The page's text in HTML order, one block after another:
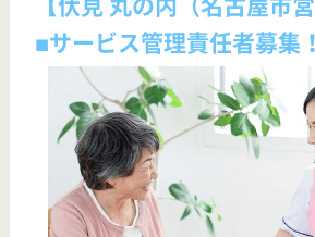
勤務地 愛知県名古屋市南区平子1-2-3
職種 介護職員
雇用形態 正社員(日勤のみ)
給料多め 休み多め 未経験OK
車通勤OK
育休・産休